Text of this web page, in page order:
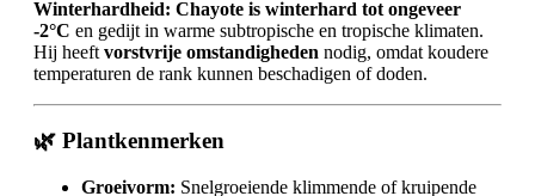
Winterhardheid: Chayote is winterhard tot ongeveer
-2°C en gedijt in warme subtropische en tropische klimaten.
Hij heeft vorstvrije omstandigheden nodig, omdat koudere
temperaturen de rank kunnen beschadigen of doden.
🌿 Plantkenmerken
Groeivorm: Snelgroeiende klimmende of kruipende